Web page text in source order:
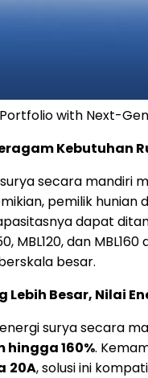
with Next-
Kebutuhan
secara mandiri
pemilik
dapat
MBL120, dan
besar.
Lebih Besar, Nilai
surya secara
160%.
20A, solusi ini